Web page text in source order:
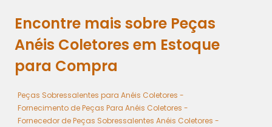
MANUTENÇÃO DE ANÉIS COLETORES PARA INDÚSTRIAS
Encontre mais sobre Peças
Anéis Coletores em Estoque
para Compra
Peças Sobressalentes para Anéis Coletores -
Fornecimento de Peças Para Anéis Coletores -
Fornecedor de Peças Sobressalentes Anéis Coletores -